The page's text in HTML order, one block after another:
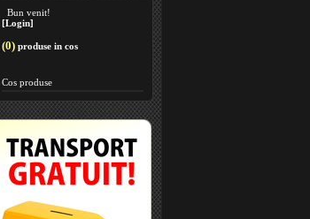
Bun venit!
[Login]
(0)produse in cos
Cos produse